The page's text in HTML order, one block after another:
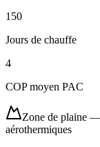
150
Jours de chauffe
4
COP moyen PAC
Zone de plaine —
aérothermiques